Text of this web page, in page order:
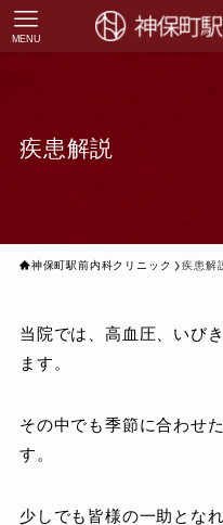
MENU
疾患解説
神保町駅前内科クリニック 疾患解
当院では、高血圧、いび
ます。
その中でも季節に合わせ
す。
少しでも皆様の一助とな